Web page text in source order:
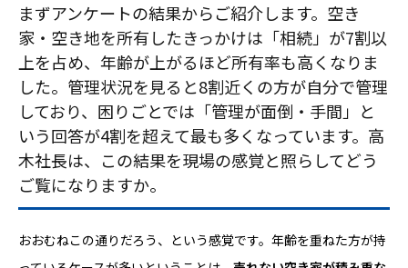
まずアンケートの結果からご紹介します。空き
家・空き地を所有したきっかけは「相続」が7割以
上を占め、年齢が上がるほど所有率も高くなりま
した。管理状況を見ると8割近くの方が自分で管理
しており、困りごとでは「管理が面倒・手間」と
いう回答が4割を超えて最も多くなっています。高
木社長は、この結果を現場の感覚と照らしてどう
ご覧になりますか。
おおむねこの通りだろう、という感覚です。年齢を重ねた方が持